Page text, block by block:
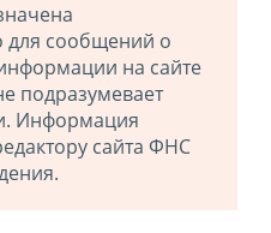
для сообщений о
на сайте
подразумевает
Информация
сайта ФНС